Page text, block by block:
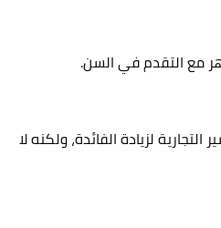
مع التقدم في السن.
لزيادة الفائدة، ولكنه لا